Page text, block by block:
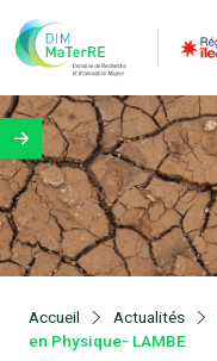
Accueil Actualités
en Physique- LAMBE